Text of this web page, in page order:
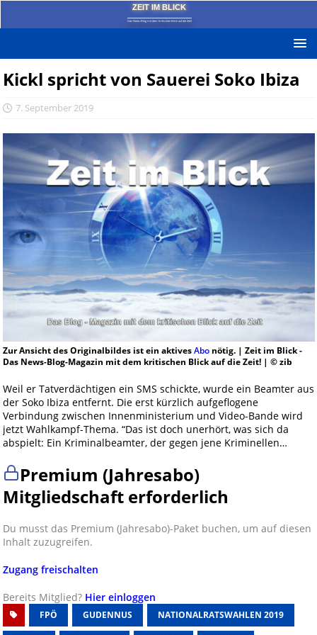
ZEIT IM BLICK
Das News-Blog mit dem kritischen Blick auf die Zeit!
Kickl spricht von Sauerei Soko Ibiza
7. September 2019
Zur Ansicht des Originalbildes ist ein aktivesAbonötig. | Zeit im Blick -
Das News-Blog-Magazin mit dem kritischen Blick auf die Zeit! | © zib
Weil er Tatverdächtigen ein SMS schickte, wurde ein Beamter aus
der Soko Ibiza entfernt. Die erst kürzlich aufgeflogene
Verbindung zwischen Innenministerium und Video-Bande wird
jetzt Wahlkampf-Thema. “Das ist doch unerhört, was sich da
abspielt: Ein Kriminalbeamter, der gegen jene Kriminellen…
Premium (Jahresabo)
Mitgliedschaft erforderlich
Du musst das Premium (Jahresabo)-Paket buchen, um auf diesen
Inhalt zuzugreifen.
Zugang freischalten
Bereits Mitglied? Hier einloggen
FPÖ GUDENNUS NATIONALRATSWAHLEN 2019